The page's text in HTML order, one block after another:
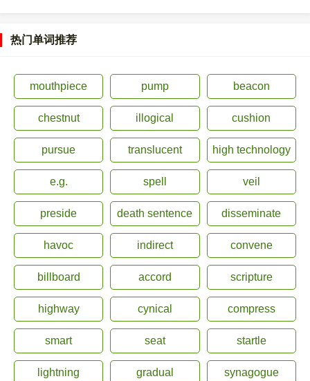
热门单词推荐
mouthpiece pump beacon
chestnut illogical cushion
pursue translucent high technology
e.g. spell veil
preside death sentence disseminate
havoc indirect convene
billboard accord scripture
highway cynical compress
smart seat startle
lightning gradual synagogue